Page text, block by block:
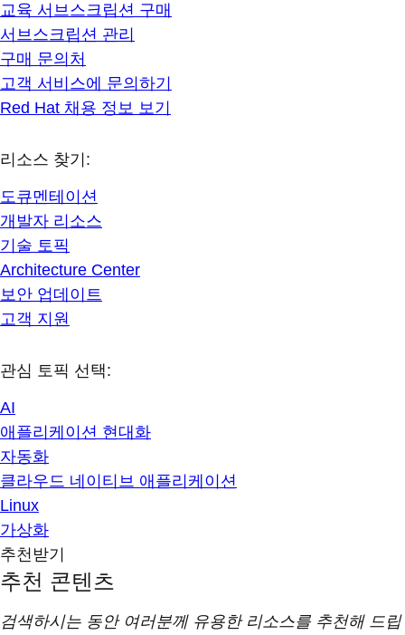
교육 서브스크립션 구매
서브스크립션 관리
구매 문의처
고객 서비스에 문의하기
Red Hat 채용 정보 보기
리소스 찾기:
도큐멘테이션
개발자 리소스
기술 토픽
Architecture Center
보안 업데이트
고객 지원
관심 토픽 선택:
AI
애플리케이션 현대화
자동화
클라우드 네이티브 애플리케이션
Linux
가상화
추천받기
추천 콘텐츠
검색하시는 동안 여러분께 유용한 리소스를 추천해 드립